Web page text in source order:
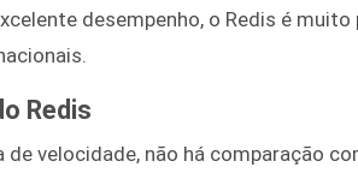
desempenho, o Redis é
Redis
de velocidade, não há comparação